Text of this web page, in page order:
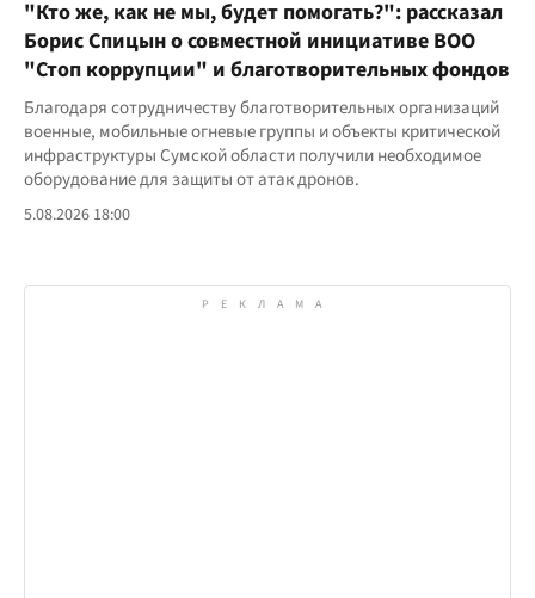
"Кто же, как не мы, будет помогать?": рассказал
Борис Спицын о совместной инициативе ВОО
"Стоп коррупции" и благотворительных фондов
Благодаря сотрудничеству благотворительных организаций
военные, мобильные огневые группы и объекты критической
инфраструктуры Сумской области получили необходимое
оборудование для защиты от атак дронов.
5.08.2026 18:00